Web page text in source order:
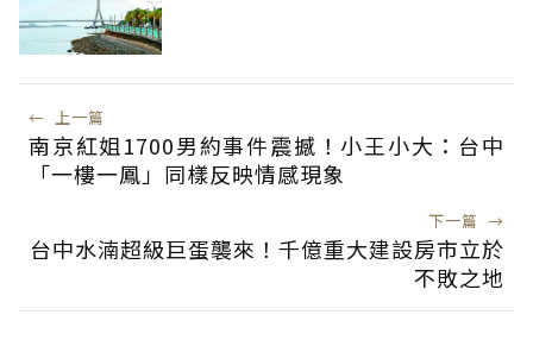
← 上一篇
南京紅姐1700男約事件震撼！小王小大：台中
「一樓一鳳」同樣反映情感現象
下一篇 →
台中水湳超級巨蛋襲來！千億重大建設房市立於
不敗之地